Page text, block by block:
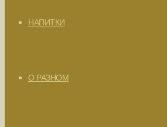
НАПИТКИ
О РАЗНОМ